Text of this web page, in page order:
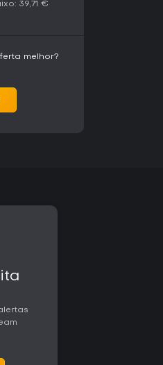
visual e
sessões
positiva,
fase inicial,
constante
indicado
aventuras
39,71 €
melhor?